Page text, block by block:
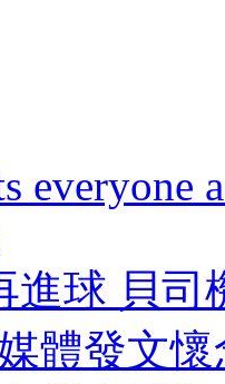
everyone
進球 貝
體發文